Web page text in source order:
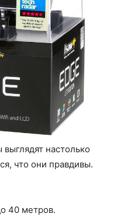
настолько
что они правдивы.
40 метров.